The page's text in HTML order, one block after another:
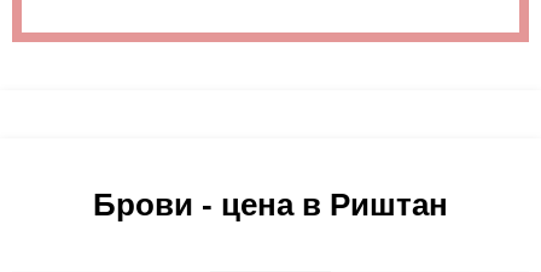
Брови - цена в Риштан